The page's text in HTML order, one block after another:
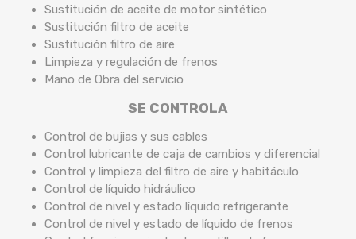
Sustitución de aceite de motor sintético
Sustitución filtro de aceite
Sustitución filtro de aire
Limpieza y regulación de frenos
Mano de Obra del servicio
SE CONTROLA
Control de bujias y sus cables
Control lubricante de caja de cambios y diferencial
Control y limpieza del filtro de aire y habitáculo
Control de líquido hidráulico
Control de nivel y estado líquido refrigerante
Control de nivel y estado de líquido de frenos